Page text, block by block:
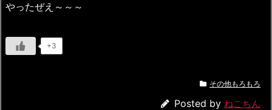
やったぜえ～～～
+3
その他もろもろ
Posted by ねこちん